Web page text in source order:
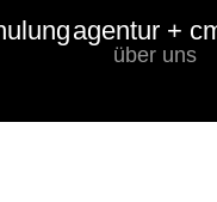
agentur +
über uns